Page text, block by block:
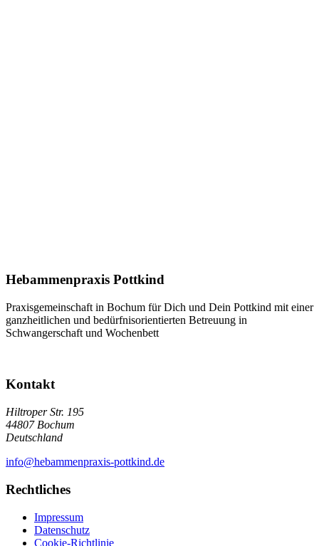
Hebammenpraxis Pottkind
Praxisgemeinschaft in Bochum für Dich und Dein Pottkind mit einer
ganzheitlichen und bedürfnisorientierten Betreuung in
Schwangerschaft und Wochenbett
Kontakt
Hiltroper Str. 195
44807 Bochum
Deutschland
info@hebammenpraxis-pottkind.de
Rechtliches
Impressum
Datenschutz
Cookie-Richtlinie